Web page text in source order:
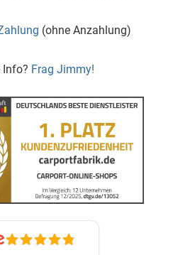
(ohne Anzahlung)
Info? Frag Jimmy!